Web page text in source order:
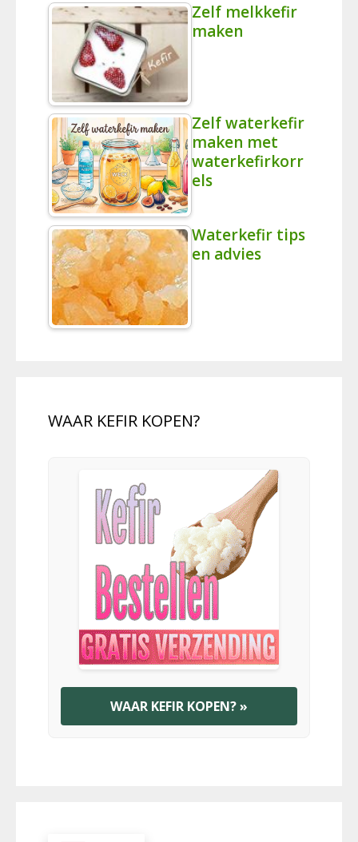
Zelf melkkefir
maken
Zelf waterkefir
maken met
waterkefirkorr
els
Waterkefir tips
en advies
WAAR KEFIR KOPEN?
WAAR KEFIR KOPEN? »